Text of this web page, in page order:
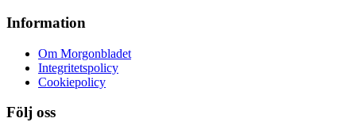
Information
Om Morgonbladet
Integritetspolicy
Cookiepolicy
Följ oss